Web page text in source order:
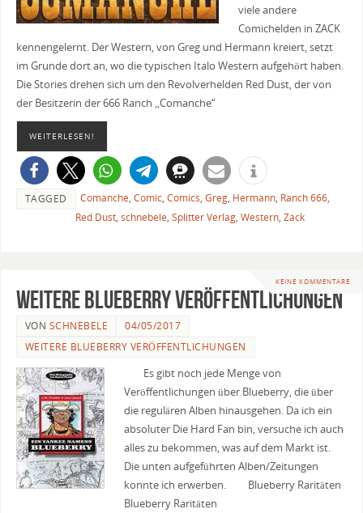
viele andere
Comichelden in ZACK
kennengelernt. Der Western, von Greg und Hermann kreiert, setzt
im Grunde dort an, wo die typischen Italo Western aufgehört haben.
Die Stories drehen sich um den Revolverhelden Red Dust, der von
der Besitzerin der 666 Ranch „Comanche“
WEITERLESEN!
TAGGED Comanche, Comic, Comics, Greg, Hermann, Ranch 666,
Red Dust, schnebele, Splitter Verlag, Western, Zack
KEINE KOMMENTARE
Weitere Blueberry Veröffentlichungen
VON SCHNEBELE
04/05/2017
WEITERE BLUEBERRY VERÖFFENTLICHUNGEN
Es gibt noch jede Menge von
Veröffentlichungen über Blueberry, die über
die regulären Alben hinausgehen. Da ich ein
absoluter Die Hard Fan bin, versuche ich auch
alles zu bekommen, was auf dem Markt ist.
Die unten aufgeführten Alben/Zeitungen
konnte ich erwerben. Blueberry Raritäten
Blueberry Raritäten